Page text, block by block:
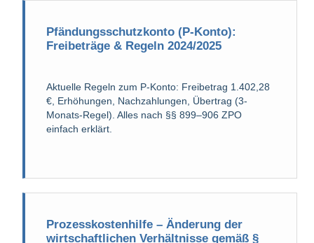
Pfändungsschutzkonto (P-Konto):
Freibeträge & Regeln 2024/2025
Aktuelle Regeln zum P-Konto: Freibetrag 1.402,28
€, Erhöhungen, Nachzahlungen, Übertrag (3-
Monats-Regel). Alles nach §§ 899–906 ZPO
einfach erklärt.
Prozesskostenhilfe – Änderung der
wirtschaftlichen Verhältnisse gemäß §